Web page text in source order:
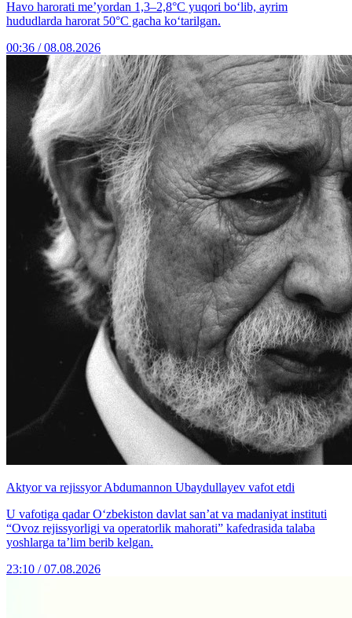
Havo harorati me’yordan 1,3–2,8°C yuqori bo‘lib, ayrim
hududlarda harorat 50°C gacha ko‘tarilgan.
00:36 / 08.08.2026
Aktyor va rejissyor Abdumannon Ubaydullayev vafot etdi
U vafotiga qadar O‘zbekiston davlat san’at va madaniyat instituti
“Ovoz rejissyorligi va operatorlik mahorati” kafedrasida talaba
yoshlarga ta’lim berib kelgan.
23:10 / 07.08.2026